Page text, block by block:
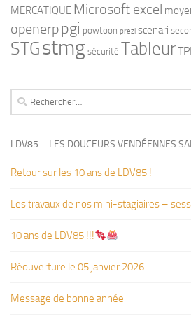
MERCATIQUE Microsoft excel
openerppgi powtoon prezi scenari
STGstmg sécurité Tableur
Rechercher :
LDV85 – LES DOUCEURS VENDÉENNES
Retour sur les 10 ans de LDV85 !
Les travaux de nos mini-stagiaires –
10 ans de LDV85 !!!
Réouverture le 05 janvier 2026
Message de bonne année